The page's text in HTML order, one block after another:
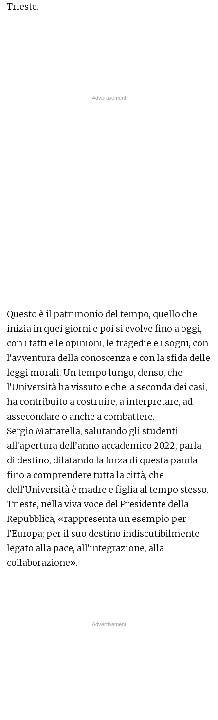
Trieste.
Questo è il patrimonio del tempo, quello che
inizia in quei giorni e poi si evolve fino a oggi,
con i fatti e le opinioni, le tragedie e i sogni, con
l’avventura della conoscenza e con la sfida delle
leggi morali. Un tempo lungo, denso, che
l’Università ha vissuto e che, a seconda dei casi,
ha contribuito a costruire, a interpretare, ad
assecondare o anche a combattere.
Sergio Mattarella, salutando gli studenti
all’apertura dell’anno accademico 2022, parla
di destino, dilatando la forza di questa parola
fino a comprendere tutta la città, che
dell’Università è madre e figlia al tempo stesso.
Trieste, nella viva voce del Presidente della
Repubblica, «rappresenta un esempio per
l’Europa; per il suo destino indiscutibilmente
legato alla pace, all’integrazione, alla
collaborazione».